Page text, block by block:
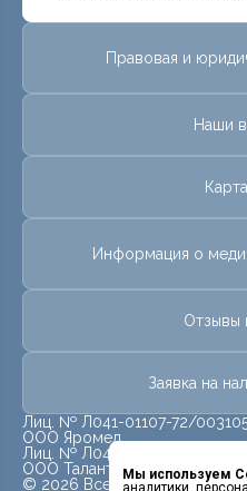
Мы используем
аналитики,
Правовая и
Наши
Информация о
Отзывы
Заявка на
Лиц. № Л041-01107-72/
ООО Яромед
Лиц. № Л041-01107-72/
ООО Талант
© 2026 Все права защищены.